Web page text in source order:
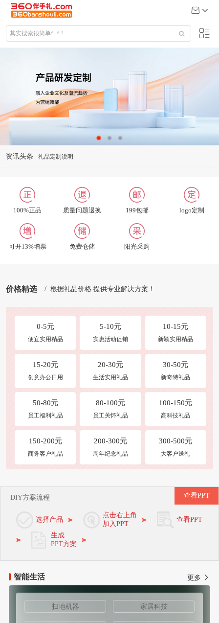
资讯头条
礼品定制说明
公司给大客户送什么礼品
联系我们
招聘英才
修改收货地址
商品发布
100%正品 质量问题退换 199包邮 logo定制
可开13%增票 免费仓储 阳光采购
价格精选 / 根据礼品价格 提供专业解决方案！
0-5元
便宜实用精品
5-10元
实惠活动促销
10-15元
新颖实用精品
15-20元
创意办公日用
20-30元
生活实用礼品
30-50元
新奇特礼品
50-80元
员工福利礼品
80-100元
员工关怀礼品
100-150元
高科技礼品
150-200元
商务客户礼品
200-300元
周年纪念礼品
300-500元
大客户送礼
DIY方案流程
选择产品
点击右上角
加入PPT
查看PPT
生成
PPT方案
查看PPT
智能生活 更多
扫地机器 家居科技